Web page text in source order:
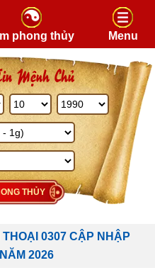
Skip to content
phong thủy Menu
Mệnh Chủ
THỦY
0307 CẬP NHẬP
2026